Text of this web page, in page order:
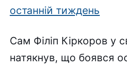
останній тиждень
Сам Філіп Кіркоров у
натякнув, що боявся